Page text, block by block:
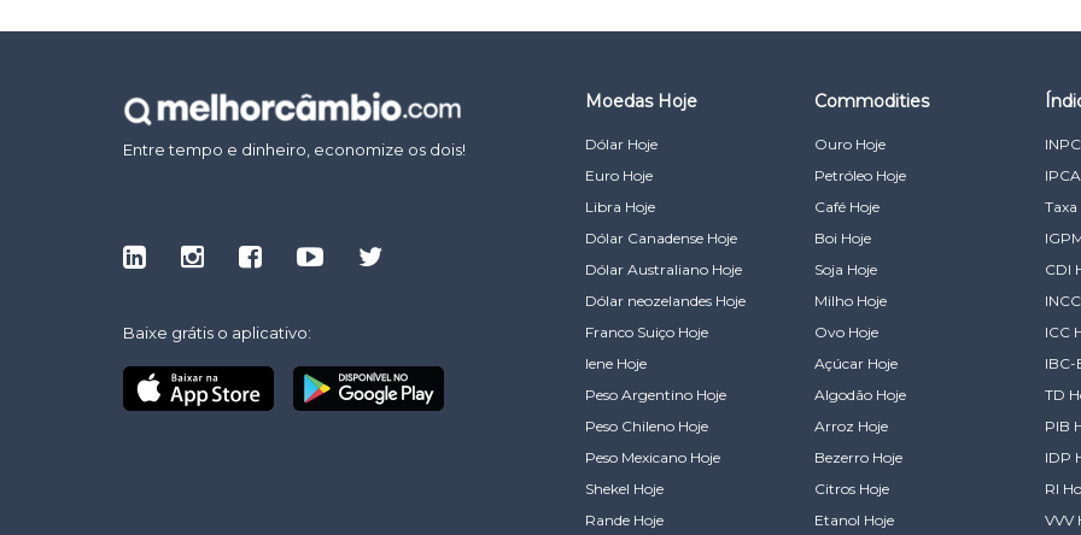
Entre tempo e dinheiro, economize os dois!
Baixe grátis o aplicativo:
Moedas Hoje
Dólar Hoje
Euro Hoje
Libra Hoje
Dólar Canadense Hoje
Dólar Australiano Hoje
Dólar neozelandes Hoje
Franco Suiço Hoje
Iene Hoje
Peso Argentino Hoje
Peso Chileno Hoje
Peso Mexicano Hoje
Shekel Hoje
Rande Hoje
Commodities
Ouro Hoje
Petróleo Hoje
Café Hoje
Boi Hoje
Soja Hoje
Milho Hoje
Ovo Hoje
Açúcar Hoje
Algodão Hoje
Arroz Hoje
Bezerro Hoje
Citros Hoje
Etanol Hoje
Taxa
CDI
ICC
IBC-
TD
PIB
IDP
RI
VVV